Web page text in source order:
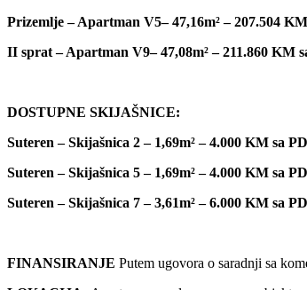
Prizemlje – Apartman V5– 47,16m² – 207.504
II sprat – Apartman V9– 47,08m² – 211.860 KM
DOSTUPNE SKIJAŠNICE:
Suteren – Skijašnica 2 – 1,69m² – 4.000 KM sa
Suteren – Skijašnica 5 – 1,69m² – 4.000 KM sa
Suteren – Skijašnica 7 – 3,61m² – 6.000 KM sa
FINANSIRANJE Putem ugovora o saradnji sa